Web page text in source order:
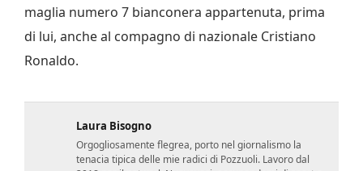
maglia numero 7 bianconera appartenuta, prima
di lui, anche al compagno di nazionale Cristiano
Ronaldo.
Laura Bisogno
Orgogliosamente flegrea, porto nel giornalismo la
tenacia tipica delle mie radici di Pozzuoli. Lavoro dal